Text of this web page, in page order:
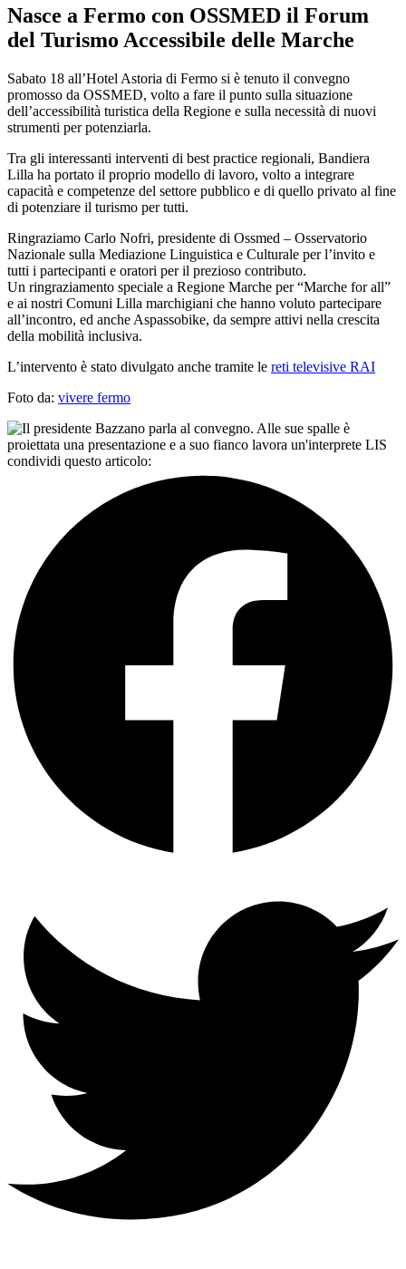
Nasce a Fermo con OSSMED il Forum
del Turismo Accessibile delle Marche
Sabato 18 all’Hotel Astoria di Fermo si è tenuto il convegno
promosso da OSSMED, volto a fare il punto sulla situazione
dell’accessibilità turistica della Regione e sulla necessità di nuovi
strumenti per potenziarla.
Tra gli interessanti interventi di best practice regionali, Bandiera
Lilla ha portato il proprio modello di lavoro, volto a integrare
capacità e competenze del settore pubblico e di quello privato al fine
di potenziare il turismo per tutti.
Ringraziamo Carlo Nofri, presidente di Ossmed – Osservatorio
Nazionale sulla Mediazione Linguistica e Culturale per l’invito e
tutti i partecipanti e oratori per il prezioso contributo.
Un ringraziamento speciale a Regione Marche per “Marche for all”
e ai nostri Comuni Lilla marchigiani che hanno voluto partecipare
all’incontro, ed anche Aspassobike, da sempre attivi nella crescita
della mobilità inclusiva.
L’intervento è stato divulgato anche tramite le reti televisive RAI
Foto da: vivere fermo
condividi questo articolo: